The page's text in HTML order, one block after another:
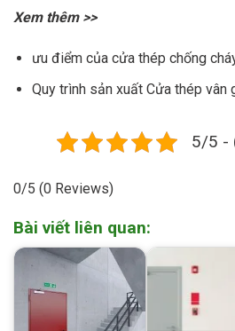
Xem thêm >>
ưu điểm của cửa thép chống
Quy trình sản xuất Cửa thép vân
5/5 -
0/5 (0 Reviews)
Bài viết liên quan: